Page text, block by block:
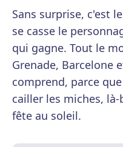
Sans surprise, c'est
se casse le
qui gagne. Tout le
Grenade, Barcelone
comprend, parce
cailler les miches,
fête au soleil.